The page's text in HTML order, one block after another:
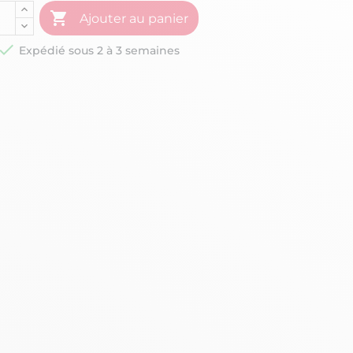
 Ajouter au panier
Expédié sous 2 à 3 semaines